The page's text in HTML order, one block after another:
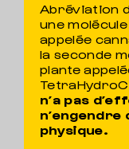
Abréviation
une
appelée
la seconde
plante
n’a pas
n’engendre
physique.